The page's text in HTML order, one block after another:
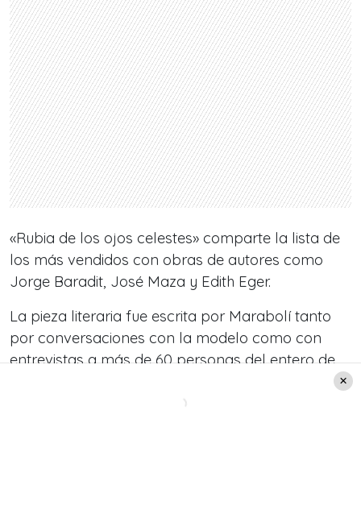
«Rubia de los ojos celestes» comparte la lista de
los más vendidos con obras de autores como
Jorge Baradit, José Maza y Edith Eger.
La pieza literaria fue escrita por Marabolí tanto
por conversaciones con la modelo como con
entrevistas a más de 60 personas del entero de